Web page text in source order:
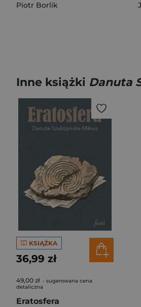
Piotr Borlik
Inne książki Danuta
KSIĄŻKA
36,99 zł
49,00 zł - sugerowana cena
detaliczna
Eratosfera